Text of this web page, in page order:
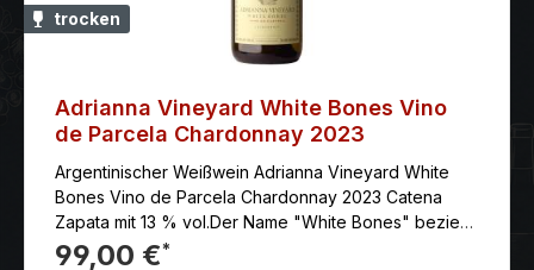
trocken
Adrianna Vineyard White Bones Vino
de Parcela Chardonnay 2023
Argentinischer Weißwein Adrianna Vineyard White
Bones Vino de Parcela Chardonnay 2023 Catena
Zapata mit 13 % vol.Der Name "White Bones" bezieht
sich auf die Zusammensetzung des Bodens, auf dem
99,00 €*